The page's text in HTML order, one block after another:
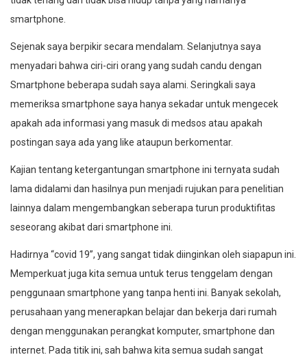
smartphone.
Sejenak saya berpikir secara mendalam. Selanjutnya saya
menyadari bahwa ciri-ciri orang yang sudah candu dengan
Smartphone beberapa sudah saya alami. Seringkali saya
memeriksa smartphone saya hanya sekadar untuk mengecek
apakah ada informasi yang masuk di medsos atau apakah
postingan saya ada yang like ataupun berkomentar.
Kajian tentang ketergantungan smartphone ini ternyata sudah
lama didalami dan hasilnya pun menjadi rujukan para penelitian
lainnya dalam mengembangkan seberapa turun produktifitas
seseorang akibat dari smartphone ini.
Hadirnya “covid 19”, yang sangat tidak diinginkan oleh siapapun ini.
Memperkuat juga kita semua untuk terus tenggelam dengan
penggunaan smartphone yang tanpa henti ini. Banyak sekolah,
perusahaan yang menerapkan belajar dan bekerja dari rumah
dengan menggunakan perangkat komputer, smartphone dan
internet. Pada titik ini, sah bahwa kita semua sudah sangat